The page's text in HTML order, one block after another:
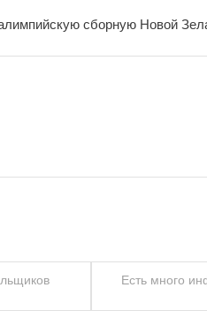
сборную Новой
Есть много